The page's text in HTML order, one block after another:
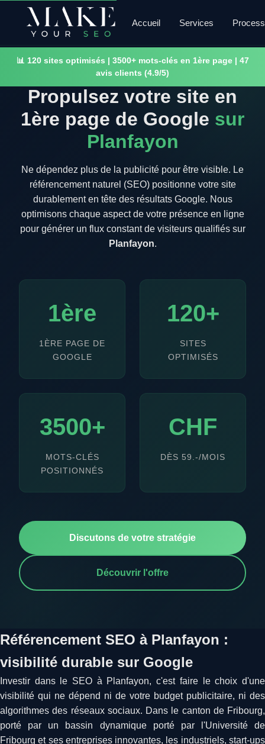
Accueil Services
📊 120 sites optimisés | 3500+ mots-clés en 1ère page | 47
avis clients (4.9/5)
Propulsez votre site en
1ère page de Google sur
Planfayon
Ne dépendez plus de la publicité pour être visible. Le
référencement naturel (SEO) positionne votre site
durablement en tête des résultats Google. Nous
optimisons chaque aspect de votre présence en ligne
pour générer un flux constant de visiteurs qualifiés sur
Planfayon.
1ère
1ÈRE PAGE DE
GOOGLE
120+
SITES
OPTIMISÉS
3500+
MOTS-CLÉS
POSITIONNÉS
CHF
DÈS 59.-/MOIS
Discutons de votre stratégie
Découvrir l'offre
Référencement SEO à Planfayon :
visibilité durable sur Google
Investir dans le SEO à Planfayon, c'est faire le choix d'une
visibilité qui ne dépend ni de votre budget publicitaire, ni des
algorithmes des réseaux sociaux. Dans le canton de Fribourg,
porté par un bassin dynamique porté par l'Université de
Fribourg et ses entreprises innovantes, les industriels, start-ups